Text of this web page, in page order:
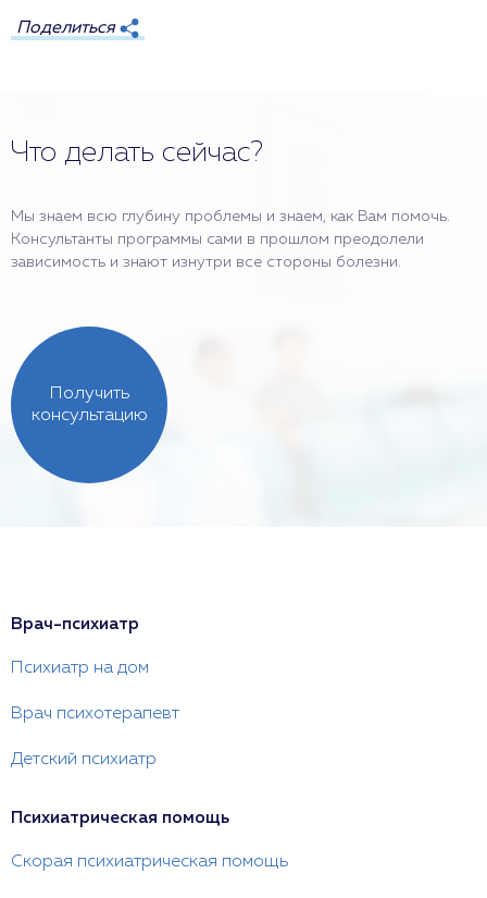
Поделиться
Что делать сейчас?
Мы знаем всю глубину проблемы и знаем, как Вам помочь.
Консультанты программы сами в прошлом преодолели
зависимость и знают изнутри все стороны болезни.
Получить
консультацию
Врач-психиатр
Психиатр на дом
Врач психотерапевт
Детский психиатр
Психиатрическая помощь
Скорая психиатрическая помощь